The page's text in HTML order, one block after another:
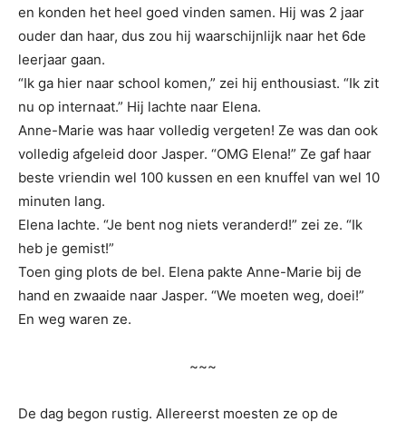
en konden het heel goed vinden samen. Hij was 2 jaar
ouder dan haar, dus zou hij waarschijnlijk naar het 6de
leerjaar gaan.
“Ik ga hier naar school komen,” zei hij enthousiast. “Ik zit
nu op internaat.” Hij lachte naar Elena.
Anne-Marie was haar volledig vergeten! Ze was dan ook
volledig afgeleid door Jasper. “OMG Elena!” Ze gaf haar
beste vriendin wel 100 kussen en een knuffel van wel 10
minuten lang.
Elena lachte. “Je bent nog niets veranderd!” zei ze. “Ik
heb je gemist!”
Toen ging plots de bel. Elena pakte Anne-Marie bij de
hand en zwaaide naar Jasper. “We moeten weg, doei!”
En weg waren ze.
~~~
De dag begon rustig. Allereerst moesten ze op de